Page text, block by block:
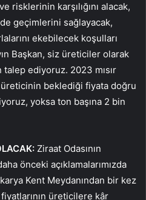
risklerinin karşılığını alacak,
geçimlerini sağlayacak,
ekebilecek koşulları
Başkan, siz üreticiler olarak
talep ediyoruz. 2023 mısır
üreticinin beklediği fiyata doğru
yoksa ton başına 2 bin
Ziraat Odasının
önceki açıklamalarımızda
Kent Meydanından bir kez
fiyatlarının üreticilere kâr